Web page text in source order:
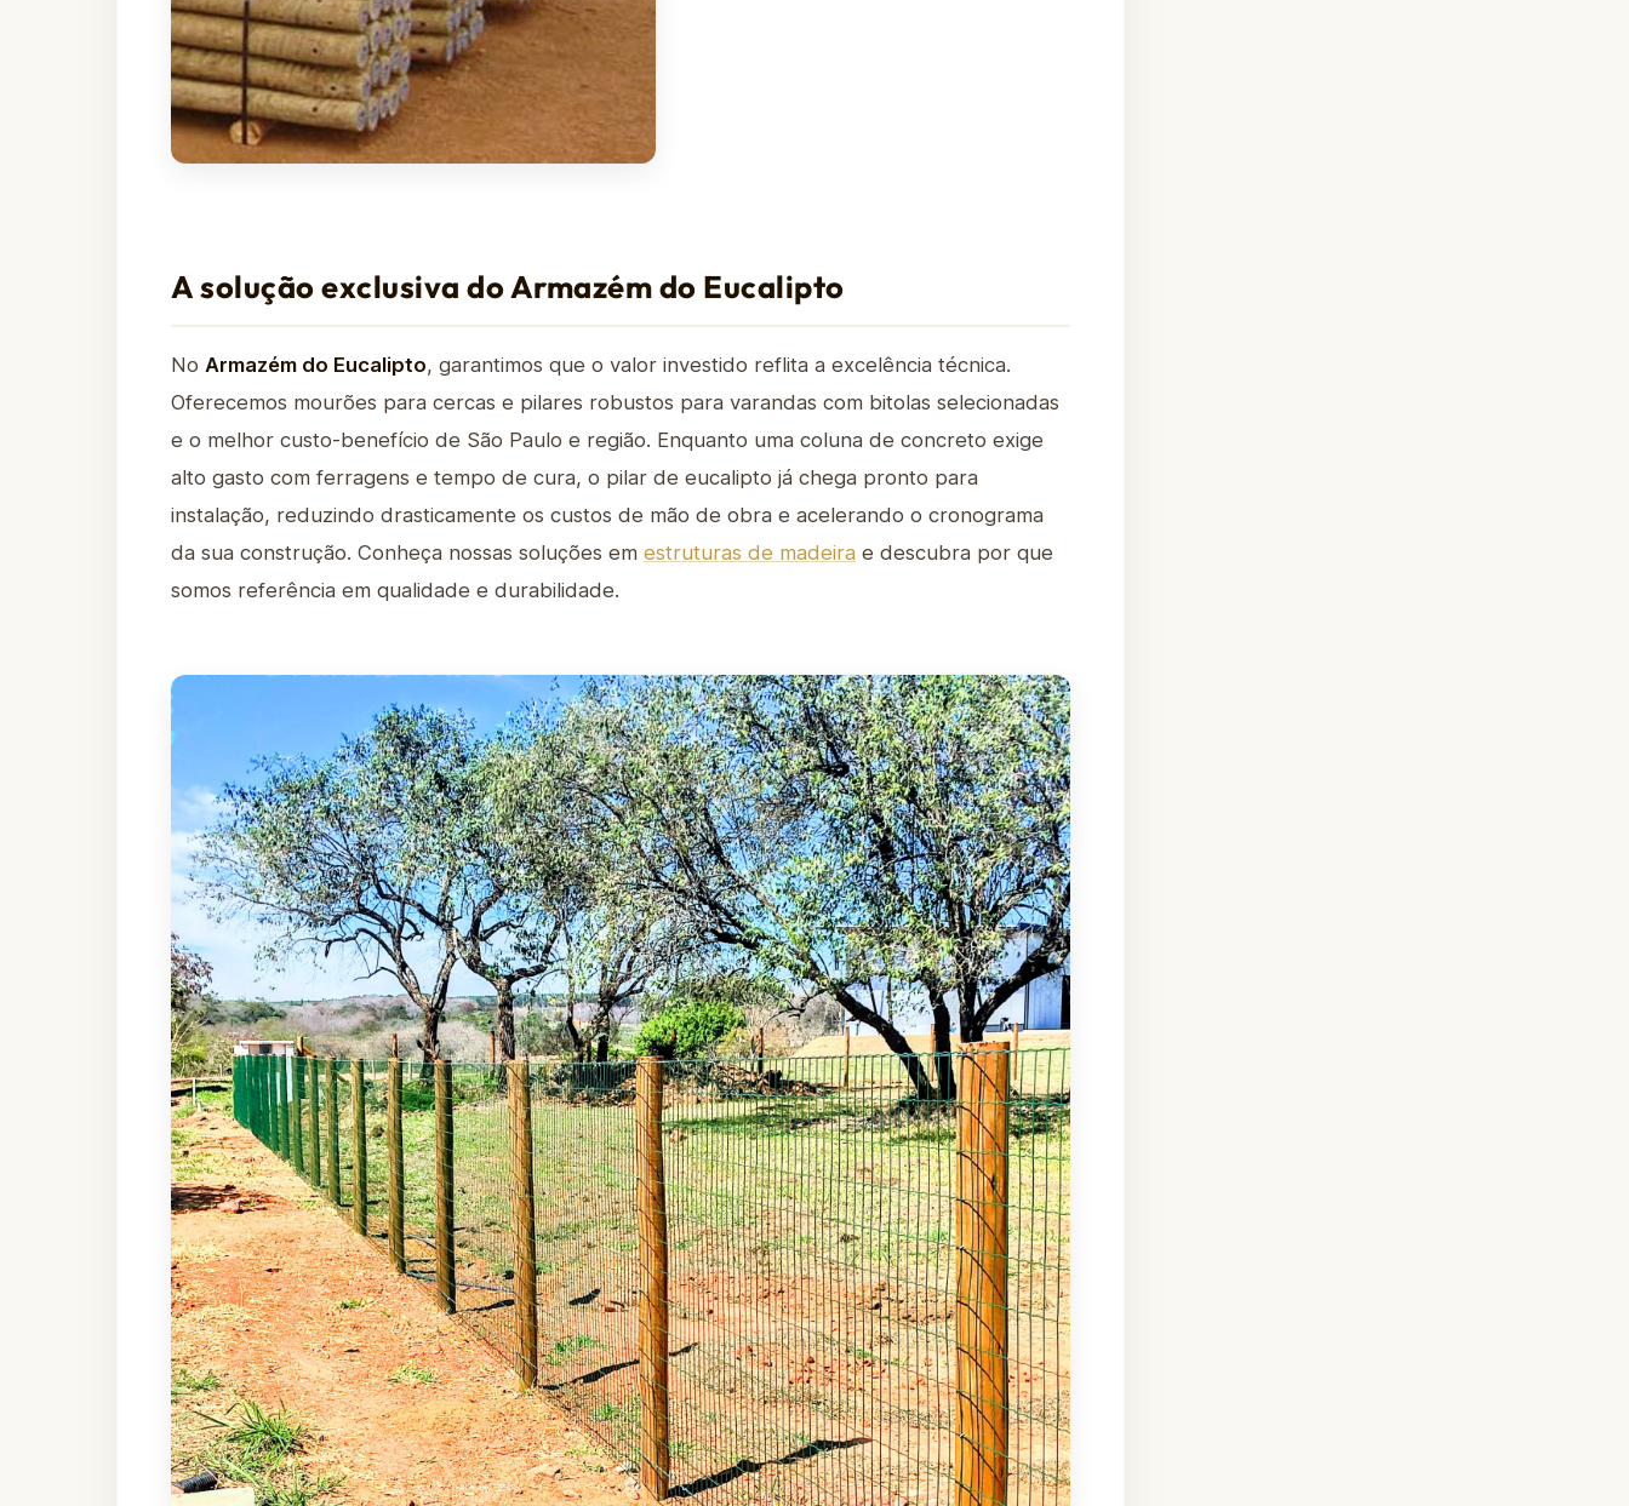
A solução exclusiva do Armazém do Eucalipto
No Armazém do Eucalipto, garantimos que o valor investido reflita a excelência técnica.
Oferecemos mourões para cercas e pilares robustos para varandas com bitolas selecionadas
e o melhor custo-benefício de São Paulo e região. Enquanto uma coluna de concreto exige
alto gasto com ferragens e tempo de cura, o pilar de eucalipto já chega pronto para
instalação, reduzindo drasticamente os custos de mão de obra e acelerando o cronograma
da sua construção. Conheça nossas soluções em estruturas de madeira e descubra por que
somos referência em qualidade e durabilidade.